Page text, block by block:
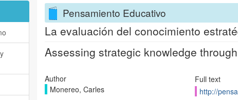
Pensamiento Educativo
La evaluación del conocimiento
Assessing strategic knowledge
Author
Monereo, Carles
Full text
http://